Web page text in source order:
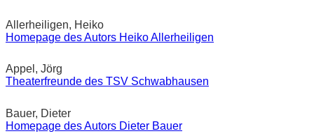
Allerheiligen, Heiko
Homepage des Autors Heiko Allerheiligen
Appel, Jörg
Theaterfreunde des TSV Schwabhausen
Bauer, Dieter
Homepage des Autors Dieter Bauer